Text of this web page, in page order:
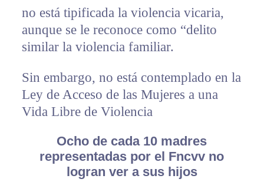
no está tipificada la violencia vicaria,
aunque se le reconoce como “delito
similar la violencia familiar.
Sin embargo, no está contemplado en la
Ley de Acceso de las Mujeres a una
Vida Libre de Violencia
Ocho de cada 10 madres
representadas por el Fncvv no
logran ver a sus hijos